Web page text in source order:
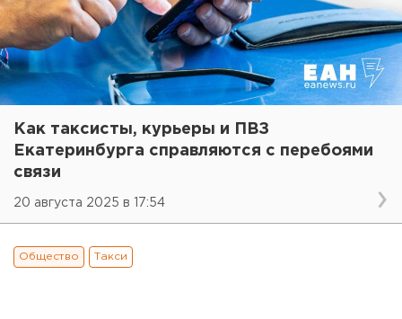
Как таксисты, курьеры и ПВЗ
Екатеринбурга справляются с перебоями
связи
20 августа 2025 в 17:54
Общество Такси